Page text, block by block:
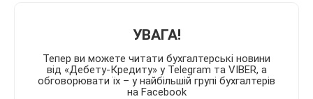
УВАГА!
Тепер ви можете читати бухгалтерські новини
від «Дебету-Кредиту» у Telegram та VIBER, а
обговорювати їх – у найбільшій групі бухгалтерів
на Facebook